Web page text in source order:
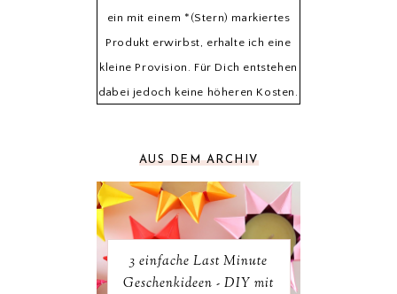
ein mit einem *(Stern) markiertes
Produkt erwirbst, erhalte ich eine
kleine Provision. Für Dich entstehen
dabei jedoch keine höheren Kosten.
AUS DEM ARCHIV
3 einfache Last Minute
Geschenkideen - DIY mit